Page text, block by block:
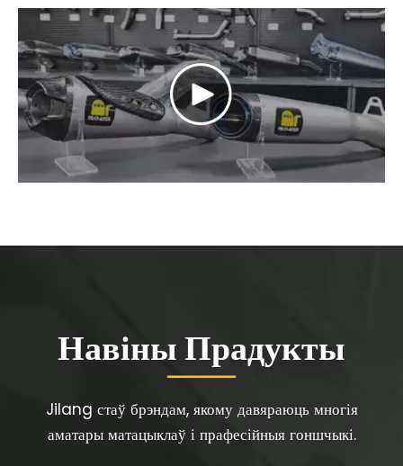
Навіны Прадукты
Jilang стаў брэндам, якому давяраюць многія
аматары матацыклаў і прафесійныя гоншчыкі.